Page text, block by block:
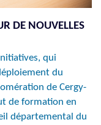
DE NOUVELLES
qui
du
de Cergy-
de formation en
départemental du